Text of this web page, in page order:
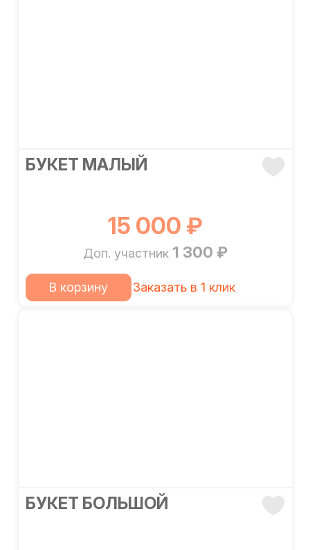
БУКЕТ МАЛЫЙ
15 000 ₽
Доп. участник 1 300 ₽
В корзину Заказать в 1 клик
БУКЕТ БОЛЬШОЙ